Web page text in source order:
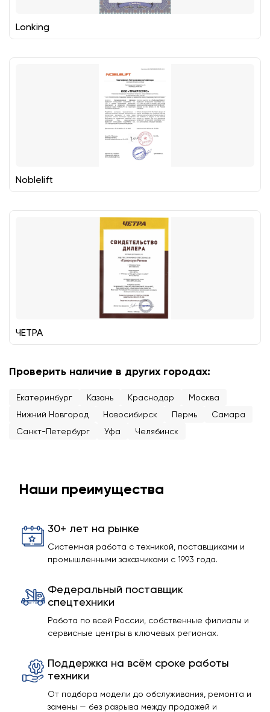
Lonking
Noblelift
ЧЕТРА
Проверить наличие в других городах:
Екатеринбург Казань Краснодар
Москва
Нижний Новгород
Новосибирск Пермь
Самара
Санкт-Петербург
Уфа Челябинск
Наши преимущества
30+ лет на рынке
Системная работа с техникой, поставщиками и
промышленными заказчиками с 1993 года.
Федеральный поставщик
спецтехники
Работа по всей России, собственные филиалы и
сервисные центры в ключевых регионах.
Поддержка на всём сроке работы
техники
От подбора модели до обслуживания, ремонта и
замены — без разрыва между продажей и